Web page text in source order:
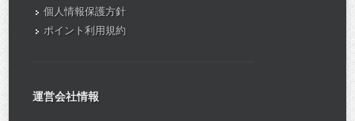
個人情報保護方針
ポイント利用規約
運営会社情報